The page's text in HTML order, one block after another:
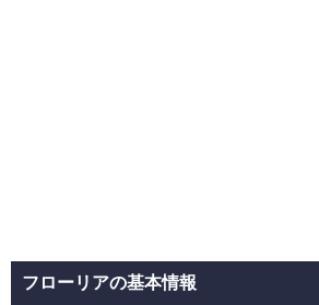
フローリアの基本情報